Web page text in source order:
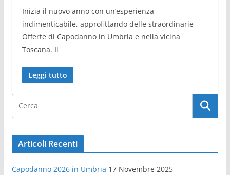
Inizia il nuovo anno con un’esperienza
indimenticabile, approfittando delle straordinarie
Offerte di Capodanno in Umbria e nella vicina
Toscana. Il
Leggi tutto
Articoli Recenti
Capodanno 2026 in Umbria 17 Novembre 2025